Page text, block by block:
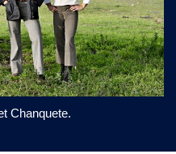
Chanquete.